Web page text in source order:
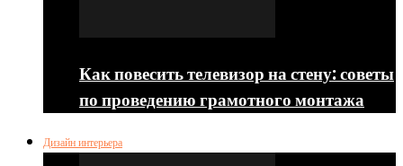
Как повесить телевизор на стену: советы
по проведению грамотного монтажа
Дизайн интерьера